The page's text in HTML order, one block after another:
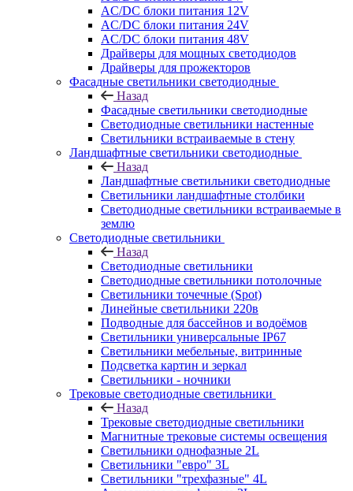
AC/DC блоки питания 12V
AC/DC блоки питания 24V
AC/DC блоки питания 48V
Драйверы для мощных светодиодов
Драйверы для прожекторов
Фасадные светильники светодиодные
Назад
Фасадные светильники светодиодные
Светодиодные светильники настенные
Светильники встраиваемые в стену
Ландшафтные светильники светодиодные
Назад
Ландшафтные светильники светодиодные
Светильники ландшафтные столбики
Светодиодные светильники встраиваемые в
землю
Светодиодные светильники
Назад
Светодиодные светильники
Светодиодные светильники потолочные
Светильники точечные (Spot)
Линейные светильники 220в
Подводные для бассейнов и водоёмов
Светильники универсальные IP67
Светильники мебельные, витринные
Подсветка картин и зеркал
Светильники - ночники
Трековые светодиодные светильники
Назад
Трековые светодиодные светильники
Магнитные трековые системы освещения
Светильники однофазные 2L
Светильники "евро" 3L
Светильники "трехфазные" 4L